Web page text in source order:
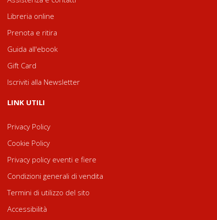
Libreria online
Prenota e ritira
Guida all'ebook
Gift Card
Iscriviti alla Newsletter
LINK UTILI
Privacy Policy
Cookie Policy
Privacy policy eventi e fiere
Condizioni generali di vendita
Termini di utilizzo del sito
Accessibilità